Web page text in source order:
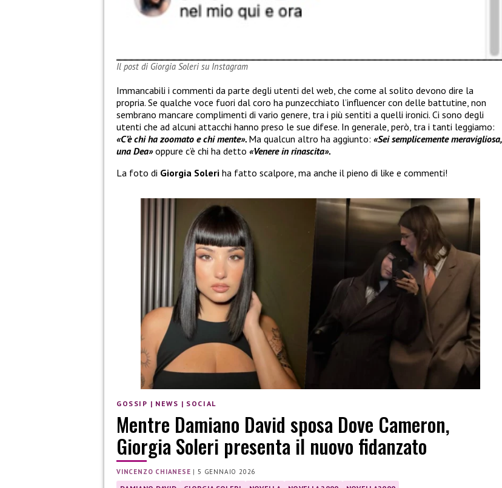
Il post di Giorgia Soleri su Instagram
Immancabili i commenti da parte degli utenti del web, che come al solito devono dire la
propria. Se qualche voce fuori dal coro ha punzecchiato l’influencer con delle battutine, non
sembrano mancare complimenti di vario genere, tra i più sentiti a quelli ironici. Ci sono degli
utenti che ad alcuni attacchi hanno preso le sue difese. In generale, però, tra i tanti leggiamo:
«C’è chi ha zoomato e chi mente». Ma qualcun altro ha aggiunto: «Sei semplicemente meravigliosa,
una Dea»oppure c’è chi ha detto «Venere in rinascita».
La foto di Giorgia Soleri ha fatto scalpore, ma anche il pieno di like e commenti!
GOSSIP | NEWS | SOCIAL
Mentre Damiano David sposa Dove Cameron,
Giorgia Soleri presenta il nuovo fidanzato
VINCENZO CHIANESE |5 GENNAIO 2026